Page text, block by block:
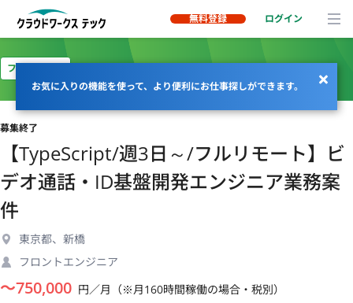
無料登録 ログイン
お気に入りの機能を使って、より便利にお仕事探しができます。
フルリモート
募集終了
【TypeScript/週3日～/フルリモート】ビ
デオ通話・ID基盤開発エンジニア業務案
件
東京都、新橋
フロントエンジニア
〜750,000 円／月（※月160時間稼働の場合・税別）